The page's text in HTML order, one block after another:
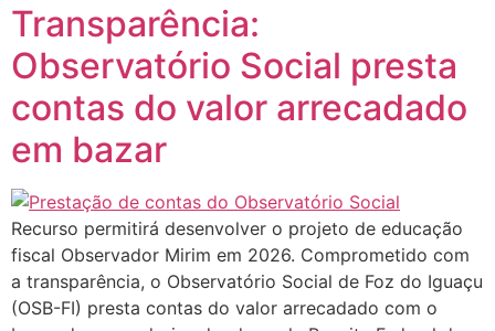
Transparência:
Observatório Social presta
contas do valor arrecadado
em bazar
Recurso permitirá desenvolver o projeto de educação
fiscal Observador Mirim em 2026. Comprometido com
a transparência, o Observatório Social de Foz do Iguaçu
(OSB-FI) presta contas do valor arrecadado com o